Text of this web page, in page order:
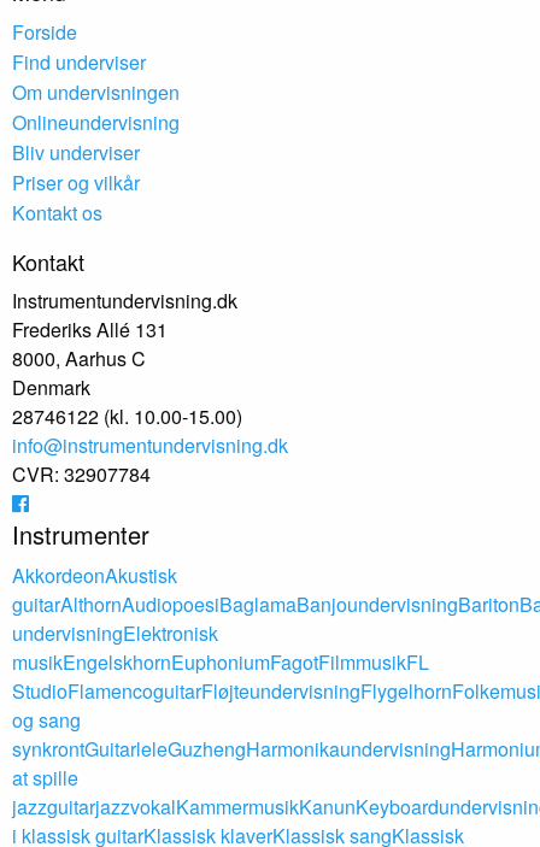
Forside
Find underviser
Om undervisningen
Onlineundervisning
Bliv underviser
Priser og vilkår
Kontakt os
Kontakt
Instrumentundervisning.dk
Frederiks Allé 131
8000, Aarhus C
Denmark
28746122 (kl. 10.00-15.00)
info@instrumentundervisning.dk
CVR: 32907784
Instrumenter
AkkordeonAkustisk
guitarAlthornAudiopoesiBaglamaBanjoundervisningBariton
undervisningElektronisk
musikEngelskhornEuphoniumFagotFilmmusikFL
StudioFlamencoguitarFløjteundervisningFlygelhorn
og sang
synkrontGuitarleleGuzhengHarmonikaundervisning
at spille
jazzguitarjazzvokalKammermusikKanun
i klassisk guitarKlassisk klaverKlassisk sangKlassisk